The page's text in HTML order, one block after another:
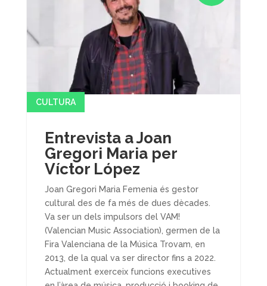
Entrevista a Joan
Gregori Maria per
Víctor López
CULTURA
Joan Gregori Maria Femenia és gestor
cultural des de fa més de dues dècades.
Va ser un dels impulsors del VAM!
(Valencian Music Association), germen de la
Fira Valenciana de la Música Trovam, en
2013, de la qual va ser director fins a 2022.
Actualment exerceix funcions executives